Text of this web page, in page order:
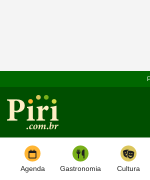
Agenda Gastronomia Cultura